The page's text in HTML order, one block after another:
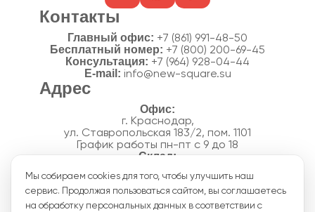
Контакты
Главный офис: +7 (861) 991-48-50
Бесплатный номер: +7 (800) 200-69-45
Консультация: +7 (964) 928-04-44
E-mail: info@new-square.su
Адрес
г. Краснодар,
ул. Ставропольская 183/2, пом. 1101
График работы пн-пт с 9 до 18
п. Новознаменский, ул.Производственная, 15
График работы склада пн-пт с 8 до 18
Акции
Мы собираем cookies для того, чтобы улучшить наш
сервис. Продолжая пользоваться сайтом, вы соглашаетесь
на обработку персональных данных в соответствии с